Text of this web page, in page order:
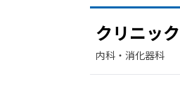
クリニッ
内科・​消化器科